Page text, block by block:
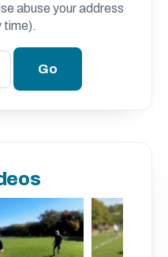
abuse your address
time).